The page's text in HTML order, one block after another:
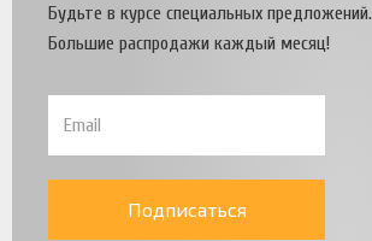
Будьте в курсе специальных предложений.
Большие распродажи каждый месяц!
Подписаться